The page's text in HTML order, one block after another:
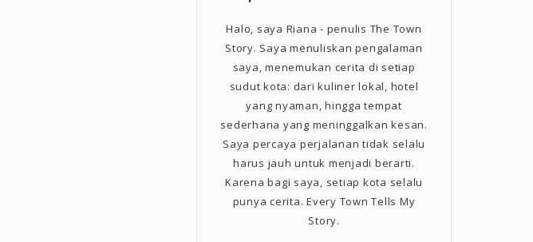
Halo, saya Riana - penulis The Town
Story. Saya menuliskan pengalaman
saya, menemukan cerita di setiap
sudut kota: dari kuliner lokal, hotel
yang nyaman, hingga tempat
sederhana yang meninggalkan kesan.
Saya percaya perjalanan tidak selalu
harus jauh untuk menjadi berarti.
Karena bagi saya, setiap kota selalu
punya cerita. Every Town Tells My
Story.